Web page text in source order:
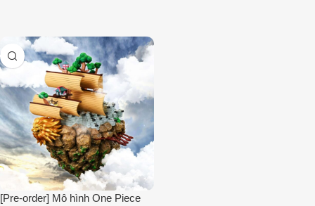
[Pre-order] Mô hình One Piece